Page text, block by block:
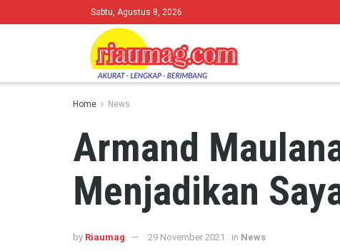
Sabtu, Agustus 8, 2026
Home News
Armand
Menjadikan
by Riaumag 29 November 2021 in News